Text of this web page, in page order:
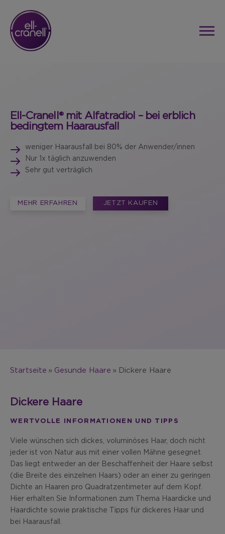
Ell-Cranell® mit Alfatradiol – bei erblich
bedingtem Haarausfall
weniger Haarausfall bei 80% der Anwender/innen
Nur 1x täglich anzuwenden
Sehr gut verträglich
MEHR ERFAHREN JETZT KAUFEN
Startseite Gesunde Haare Dickere Haare
Dickere Haare
WERTVOLLE INFORMATIONEN UND TIPPS
Viele wünschen sich dickes, voluminöses Haar, doch nicht
jeder ist von Natur aus mit einer vollen Mähne gesegnet.
Das liegt entweder an der Beschaffenheit der Haare selbst
(die Breite des einzelnen Haars) oder an einer zu geringen
Dichte an Haaren pro Quadratzentimeter auf dem Kopf.
Hier erhalten Sie Informationen zum Thema Haardicke und
Haardichte sowie praktische Tipps für dickeres Haar und
bei Haarausfall.